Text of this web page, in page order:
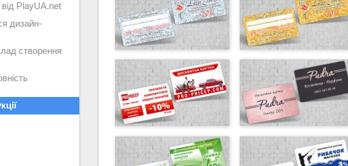
PlayUA.net
дизайн-
створення